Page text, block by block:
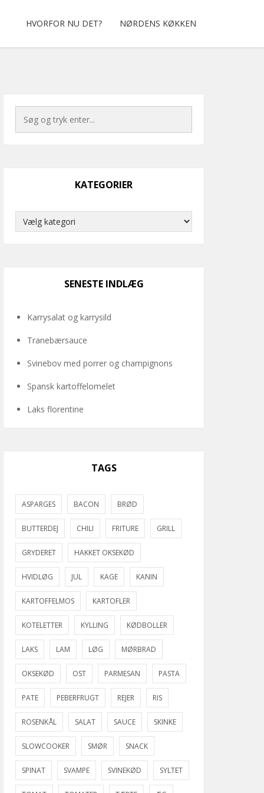
HVORFOR NU DET? NØRDENS KØKKEN
KATEGORIER
Kategorier
SENESTE INDLÆG
Karrysalat og karrysild
Tranebærsauce
Svinebov med porrer og champignons
Spansk kartoffelomelet
Laks florentine
TAGS
ASPARGES BACON BRØD
BUTTERDEJ CHILI FRITURE GRILL
GRYDERET HAKKET OKSEKØD
HVIDLØG JUL KAGE KANIN
KARTOFFELMOS KARTOFLER
KOTELETTER KYLLING KØDBOLLER
LAKS LAM LØG MØRBRAD
OKSEKØD OST PARMESAN PASTA
PATE PEBERFRUGT REJER RIS
ROSENKÅL SALAT SAUCE SKINKE
SLOWCOOKER SMØR SNACK
SPINAT SVAMPE SVINEKØD SYLTET